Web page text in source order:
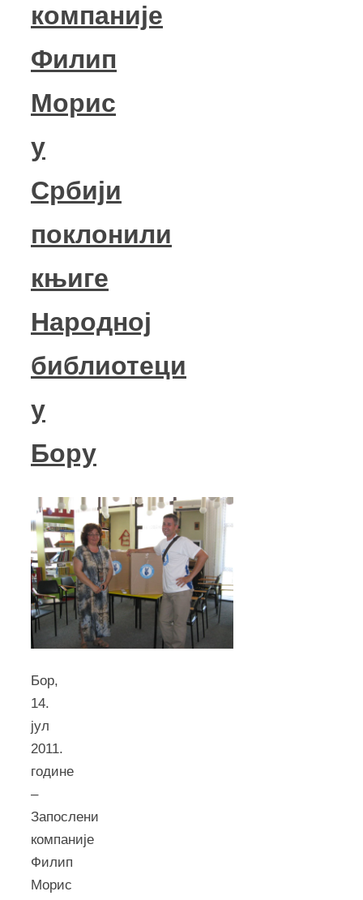
компаније
Филип
Морис
у
Србији
поклонили
књиге
Народној
библиотеци
у
Бору
Бор,
14.
јул
2011.
године
–
Запослени
компаније
Филип
Морис